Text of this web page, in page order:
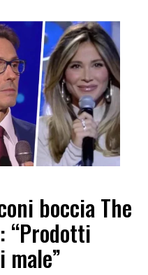
boccia The
“Prodotti